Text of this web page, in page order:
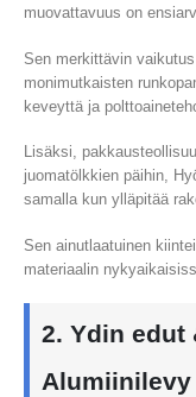
muovattavuus on
Sen merkittävin
monimutkaisten
keveyttä ja
Lisäksi,
juomatölkkien päihin,
samalla kun ylläpitää
Sen ainutlaatuinen
materiaalin
2. Ydin edut
Alumiinilevy